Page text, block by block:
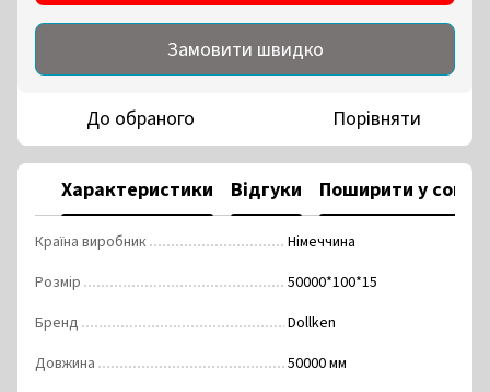
Замовити швидко
До обраного Порівняти
Характеристики Відгуки Поширити у
Країна виробник
Німеччина
Розмір
50000*100*15
Бренд
Dollken
Довжина
50000 мм